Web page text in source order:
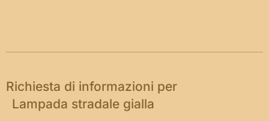
Richiesta di informazioni per
Lampada stradale gialla